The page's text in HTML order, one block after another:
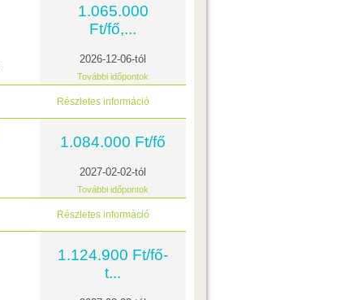
1.065.000
Ft/fő,...
2026-12-06-tól
További időpontok
Részletes információ
1.084.000 Ft/fő
2027-02-02-tól
További időpontok
Részletes információ
1.124.900 Ft/fő-
t...